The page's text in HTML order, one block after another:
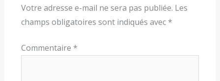
Votre adresse e-mail ne sera pas publiée. Les
champs obligatoires sont indiqués avec *
Commentaire *